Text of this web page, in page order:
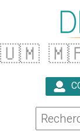
🇺🇲
68